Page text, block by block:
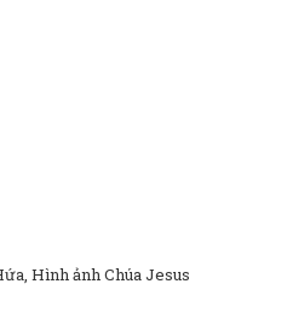
Hình ảnh Chúa Jesus